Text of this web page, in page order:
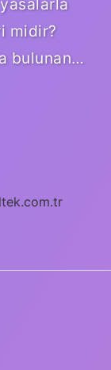
midir?
bulunan…